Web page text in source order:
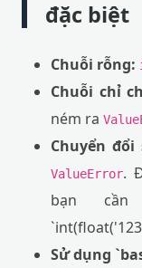
đặc biệt
Chuỗi rỗng:
Chuỗi chỉ
ném ra
Chuyển
ValueError.
bạn cần
Sử dụng